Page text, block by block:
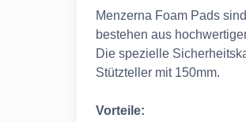
Menzerna Foam Pads
bestehen aus
Die spezielle
Stützteller mit 150mm.
Vorteile: